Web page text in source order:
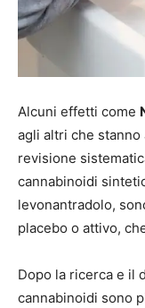
Alcuni effetti come
agli altri che stanno
revisione
cannabinoidi
levonantradolo,
placebo o attivo,
Dopo la ricerca e il
cannabinoidi sono